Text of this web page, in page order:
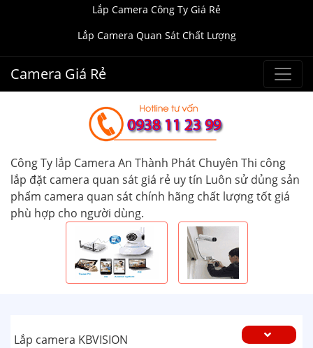
Lắp Camera Công Ty Giá Rẻ
Lắp Camera Quan Sát Chất Lượng
Camera Giá Rẻ
Công Ty lắp Camera An Thành Phát Chuyên Thi công
lắp đặt camera quan sát giá rẻ uy tín Luôn sử dủng sản
phẩm camera quan sát chính hãng chất lượng tốt giá
phù hợp cho người dùng.
Lắp camera KBVISION